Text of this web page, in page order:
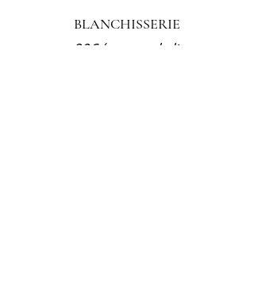
BLANCHISSERIE
20€/ parure de lit